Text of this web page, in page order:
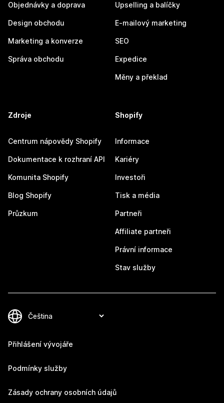
Objednávky a doprava
Design obchodu
Marketing a konverze
Správa obchodu
Upselling a balíčky
E-mailový marketing
SEO
Expedice
Měny a překlad
Zdroje
Centrum nápovědy Shopify
Dokumentace k rozhraní API
Komunita Shopify
Blog Shopify
Průzkum
Shopify
Informace
Kariéry
Investoři
Tisk a média
Partneři
Affiliate partneři
Právní informace
Stav služby
Přihlášení vývojáře
Podmínky služby
Zásady ochrany osobních údajů